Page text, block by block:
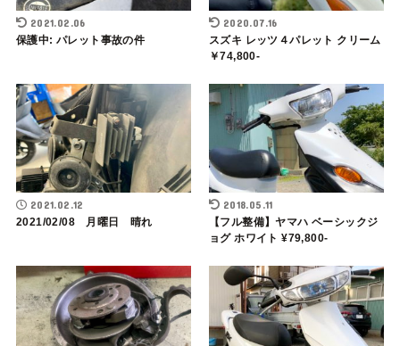
2021.02.06
保護中: パレット事故の件
2020.07.16
スズキ レッツ４パレット クリーム
￥74,800-
2021.02.12
2021/02/08 月曜日 晴れ
2018.05.11
【フル整備】ヤマハ ベーシックジ
ョグ ホワイト ¥79,800-